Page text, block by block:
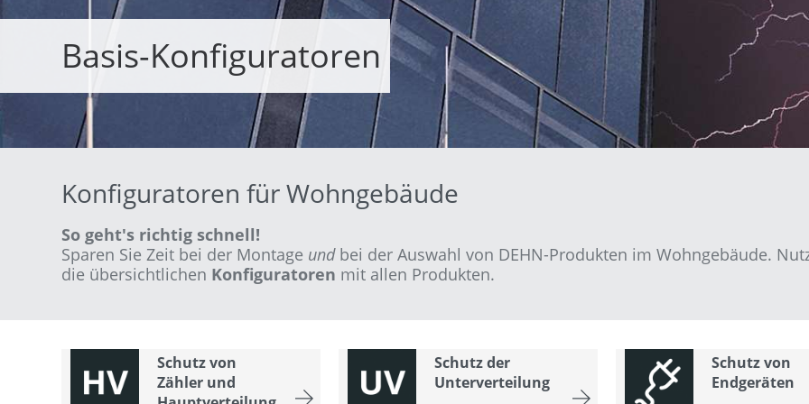
Basis-Konfiguratoren
Konfiguratoren für Wohngebäude
So geht's richtig schnell!
Sparen Sie Zeit bei der Montage undbei der Auswahl von DEHN-Produkten im Wohngebäude.
die übersichtlichen Konfiguratoren mit allen Produkten.
Schutz von
Zähler und
Schutz der
Unterverteilung
Schutz von
Endgeräten